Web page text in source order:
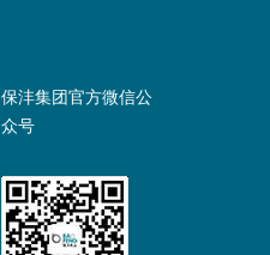
保沣集团官方微信公
众号